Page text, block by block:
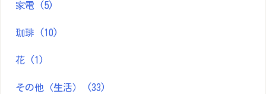
家電 (5)
珈琲 (10)
花 (1)
その他（生活） (33)